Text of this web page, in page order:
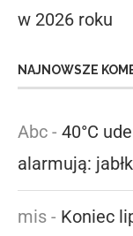
w 2026 roku
NAJNOWSZE
Abc - 40°C
alarmują:
mis - Koniec